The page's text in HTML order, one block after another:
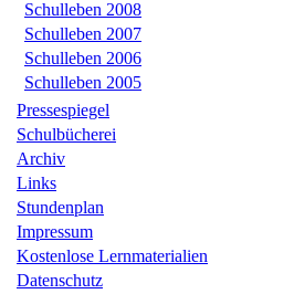
Schulleben 2008
Schulleben 2007
Schulleben 2006
Schulleben 2005
Pressespiegel
Schulbücherei
Archiv
Links
Stundenplan
Impressum
Kostenlose Lernmaterialien
Datenschutz